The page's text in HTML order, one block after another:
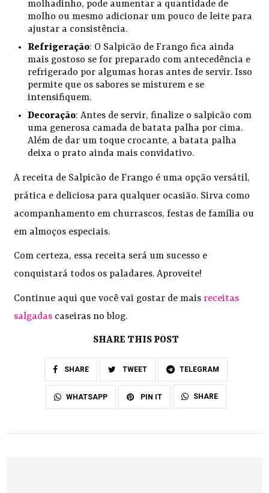
molhadinho, pode aumentar a quantidade de
molho ou mesmo adicionar um pouco de leite para
ajustar a consistência.
Refrigeração: O Salpicão de Frango fica ainda
mais gostoso se for preparado com antecedência e
refrigerado por algumas horas antes de servir. Isso
permite que os sabores se misturem e se
intensifiquem.
Decoração: Antes de servir, finalize o salpicão com
uma generosa camada de batata palha por cima.
Além de dar um toque crocante, a batata palha
deixa o prato ainda mais convidativo.
A receita de Salpicão de Frango é uma opção versátil,
prática e deliciosa para qualquer ocasião. Sirva como
acompanhamento em churrascos, festas de família ou
em almoços especiais.
Com certeza, essa receita será um sucesso e
conquistará todos os paladares. Aproveite!
Continue aqui que você vai gostar de maisreceitas
salgadas caseiras no blog.
SHARE THIS POST
SHARE TWEET TELEGRAM
WHATSAPP PIN IT SHARE